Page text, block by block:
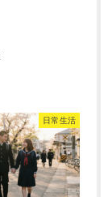
日常生活